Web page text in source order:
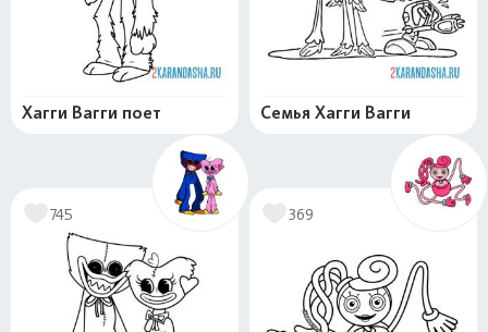
Хагги Вагги поет Семья Хагги Вагги
745 369